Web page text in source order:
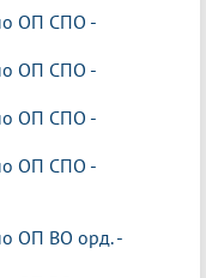
ОП СПО -
ОП СПО -
ОП СПО -
ОП СПО -
ОП ВО орд. -